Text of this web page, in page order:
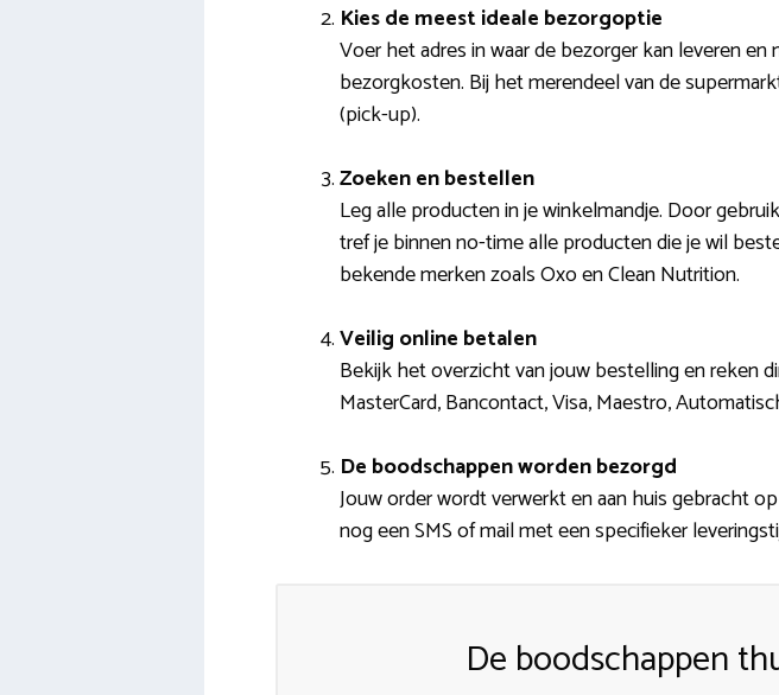
Kies de meest ideale bezorgoptie
Voer het adres in waar de bezorger kan leveren
bezorgkosten. Bij het merendeel van de
(pick-up).
Zoeken en bestellen
Leg alle producten in je winkelmandje. Door
tref je binnen no-time alle producten die je wil
bekende merken zoals Oxo en Clean Nutrition.
Veilig online betalen
Bekijk het overzicht van jouw bestelling en reken
MasterCard, Bancontact, Visa, Maestro,
De boodschappen worden bezorgd
Jouw order wordt verwerkt en aan huis gebracht
nog een SMS of mail met een specifieker
De boodschappen